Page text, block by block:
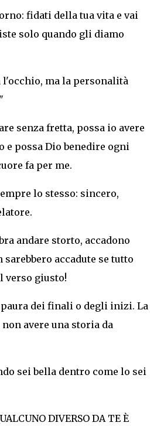
fidati della tua vita e vai
solo quando gli diamo
l'occhio, ma la personalità
senza fretta, possa io avere
e possa Dio benedire ogni
fa per me.
lo stesso: sincero,
andare storto, accadono
sarebbero accadute se tutto
verso giusto!
dei finali o degli inizi. La
avere una storia da
sei bella dentro come lo sei
DIVERSO DA TE È